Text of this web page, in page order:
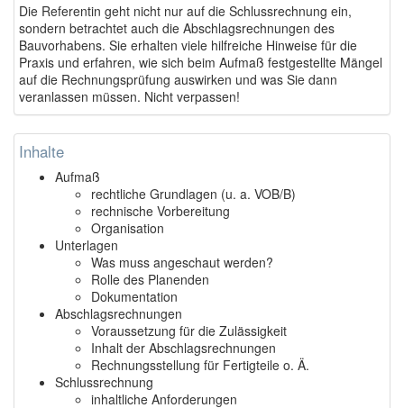
Die Referentin geht nicht nur auf die Schlussrechnung ein,
sondern betrachtet auch die Abschlagsrechnungen des
Bauvorhabens. Sie erhalten viele hilfreiche Hinweise für die
Praxis und erfahren, wie sich beim Aufmaß festgestellte Mängel
auf die Rechnungsprüfung auswirken und was Sie dann
veranlassen müssen. Nicht verpassen!
Inhalte
Aufmaß
rechtliche Grundlagen (u. a. VOB/B)
rechnische Vorbereitung
Organisation
Unterlagen
Was muss angeschaut werden?
Rolle des Planenden
Dokumentation
Abschlagsrechnungen
Voraussetzung für die Zulässigkeit
Inhalt der Abschlagsrechnungen
Rechnungsstellung für Fertigteile o. Ä.
Schlussrechnung
inhaltliche Anforderungen